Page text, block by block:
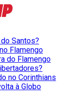
Santos?
Flamengo
do Flamengo
no Corinthians
à Globo